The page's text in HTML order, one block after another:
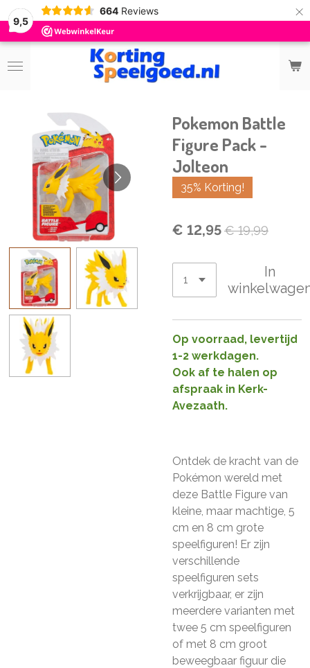
9,5
664 Reviews ×
Pokemon Battle
Figure Pack -
Jolteon
35% Korting!
€ 12,95€ 19,99
In
Op voorraad, levertijd
1-2 werkdagen.
Ook af te halen op
afspraak in Kerk-
Avezaath.
Ontdek de kracht van de
Pokémon wereld met
deze Battle Figure van
kleine, maar machtige, 5
cm en 8 cm grote
speelfiguren! Er zijn
verschillende
speelfiguren sets
verkrijgbaar, er zijn
meerdere varianten met
twee 5 cm speelfiguren
of met 8 cm groot
beweegbaar figuur die